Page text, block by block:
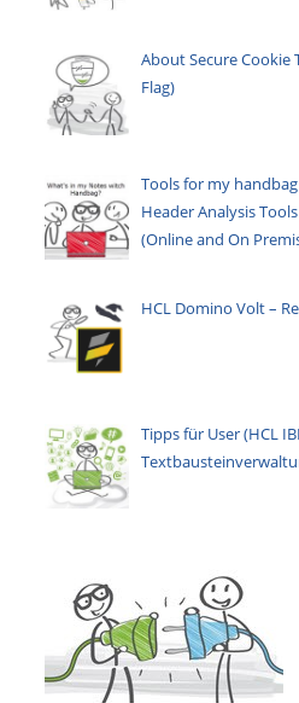
About Secure Cookie
Flag)
Tools for my
Header Analysis
(Online and On
HCL Domino Volt –
Tipps für User (HCL